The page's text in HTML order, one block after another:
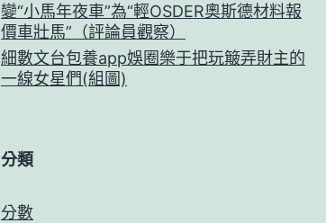
變“小馬年夜車”為“輕OSDER奧斯德材料報
價車壯馬”（評論員觀察）
細數文台包養app娛圈樂于把玩簸弄財主的
一線女星們(組圖)
分類
分數